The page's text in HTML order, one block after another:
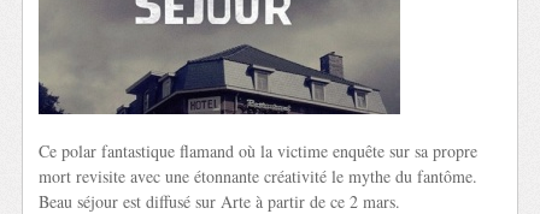
Ce polar fantastique flamand où la victime enquête sur sa propre
mort revisite avec une étonnante créativité le mythe du fantôme.
Beau séjour est diffusé sur Arte à partir de ce 2 mars.